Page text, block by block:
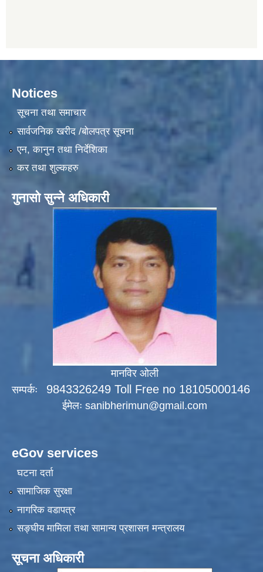
Notices
सूचना तथा समाचार
सार्वजनिक खरीद /बोलपत्र सूचना
एन, कानुन तथा निर्देशिका
कर तथा शुल्कहरु
गुनासो सुन्ने अधिकारी
मानविर ओली
सम्पर्कः 9843326249 Toll Free no 18105000146
ईमेलः sanibherimun@gmail.com
eGov services
घटना दर्ता
सामाजिक सुरक्षा
नागरिक वडापत्र
सङ्‍घीय मामिला तथा सामान्य प्रशासन मन्त्रालय
सूचना अधिकारी